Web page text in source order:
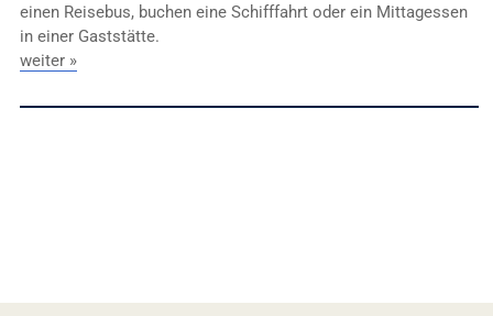
einen Reisebus, buchen eine Schifffahrt oder ein Mittagessen
in einer Gaststätte.
weiter »